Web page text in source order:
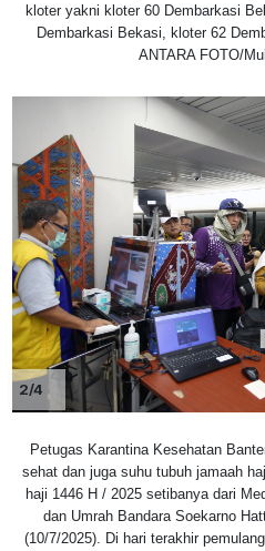
kloter yakni kloter 60 Dembarkasi
Dembarkasi Bekasi, kloter 62
ANTARA FOTO/
2/4
Petugas Karantina Kesehatan
sehat dan juga suhu tubuh jamaah
haji 1446 H / 2025 setibanya dari
dan Umrah Bandara Soekarno
(10/7/2025). Di hari terakhir